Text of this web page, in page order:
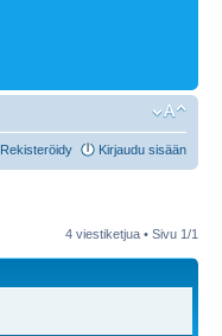
Rekisteröidy Kirjaudu sisään
4 viestiketjua • Sivu 1/1